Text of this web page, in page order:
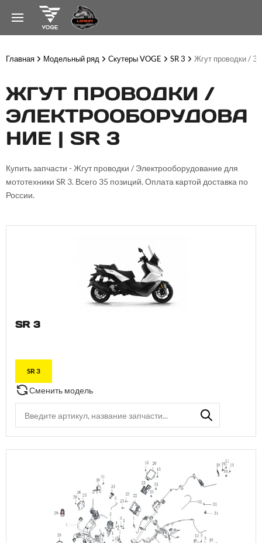
Главная Модельный ряд Скутеры VOGE SR 3 Жгут проводки /
ЖГУТ ПРОВОДКИ /
ЭЛЕКТРООБОРУДОВА
НИЕ | SR 3
Купить запчасти - Жгут проводки / Электрооборудование для
мототехники SR 3. Всего 35 позиций. Оплата картой доставка по
России.
SR 3
SR 3
Сменить модель